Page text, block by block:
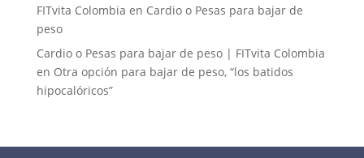
FITvita Colombia en Cardio o Pesas para bajar de
peso
Cardio o Pesas para bajar de peso | FITvita Colombia
en Otra opción para bajar de peso, “los batidos
hipocalóricos”